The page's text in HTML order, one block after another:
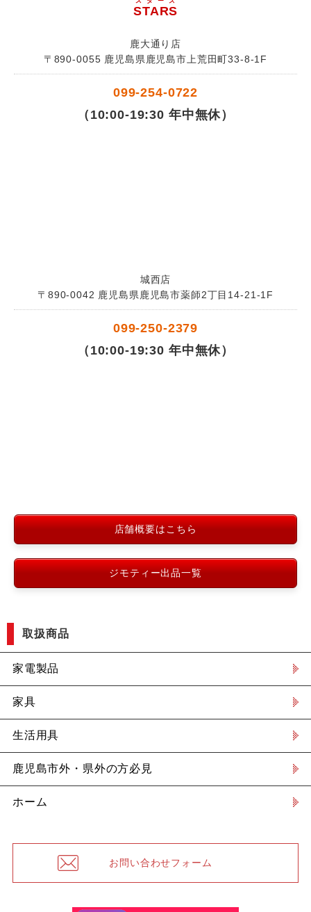
STARS
鹿大通り店
〒890-0055 鹿児島県鹿児島市上荒田町33-8-1F
099-254-0722
（10:00-19:30 年中無休）
城西店
〒890-0042 鹿児島県鹿児島市薬師2丁目14-21-1F
099-250-2379
（10:00-19:30 年中無休）
店舗概要はこちら
ジモティー出品一覧
取扱商品
家電製品
家具
生活用具
鹿児島市外・県外の方必見
ホーム
お問い合わせフォーム